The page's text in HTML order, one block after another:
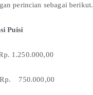
perincian sebagai berikut.
Puisi
1.250.000,00
750.000,00